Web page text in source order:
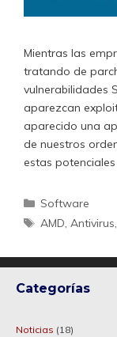
Mientras las
tratando de
vulnerabilidades
aparezcan
aparecido una
de nuestros
estas
Categorías
Software
Etiquetas
AMD,Antivirus
Categorías
Noticias (18)